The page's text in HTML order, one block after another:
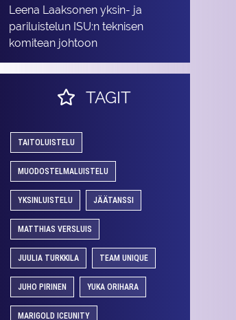
Leena Laaksonen yksin- ja
pariluistelun ISU:n teknisen
komitean johtoon
TAGIT
TAITOLUISTELU
MUODOSTELMALUISTELU
YKSINLUISTELU JÄÄTANSSI
MATTHIAS VERSLUIS
JUULIA TURKKILA TEAM UNIQUE
JUHO PIRINEN YUKA ORIHARA
MARIGOLD ICEUNITY